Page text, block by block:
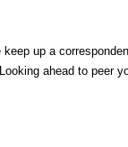
up a
ahead to peer